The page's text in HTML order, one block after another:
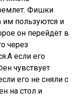
Фишки
им пользуются и
он перейдёт в
через
если его
чувствует
его не сняли с
на стол и